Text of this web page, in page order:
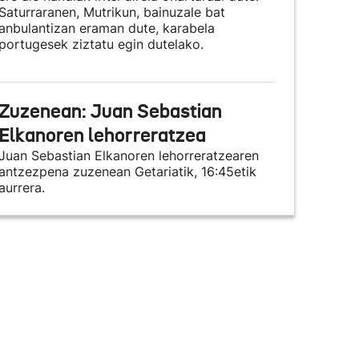
Mutrikun, bainuzale bat
eraman dute, karabela
ziztatu egin dutelako.
Juan Sebastian
lehorreratzea
Sebastian Elkanoren lehorreratzearen
zuzenean Getariatik, 16:45etik